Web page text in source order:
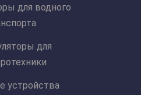
для водного
для
устройства